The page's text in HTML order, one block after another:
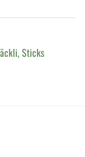
Sticks